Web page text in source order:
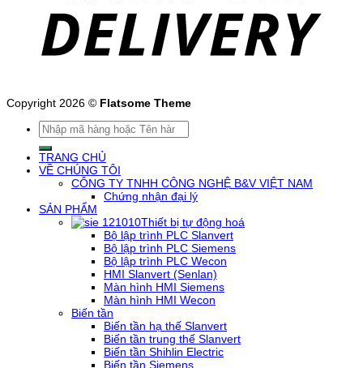
Copyright 2026 © Flatsome Theme
Tìm
kiếm:
TRANG CHỦ
VỀ CHÚNG TÔI
CÔNG TY TNHH CÔNG NGHỆ B&V VIỆT NAM
Chứng nhận đại lý
SẢN PHẨM
Thiết bị tự động hoá
Bộ lập trình PLC Slanvert
Bộ lập trình PLC Siemens
Bộ lập trình PLC Wecon
HMI Slanvert (Senlan)
Màn hình HMI Siemens
Màn hình HMI Wecon
Biến tần
Biến tần hạ thế Slanvert
Biến tần trung thế Slanvert
Biến tần Shihlin Electric
Biến tần Siemens